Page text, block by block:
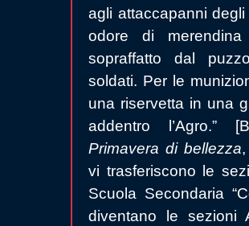
agli attaccapanni
odore di merendina
sopraffatto dal
soldati. Per le
una riservetta in una
addentro l’Agro.”
Primavera di bellezza
vi trasferiscono le
Scuola Secondaria
diventano le